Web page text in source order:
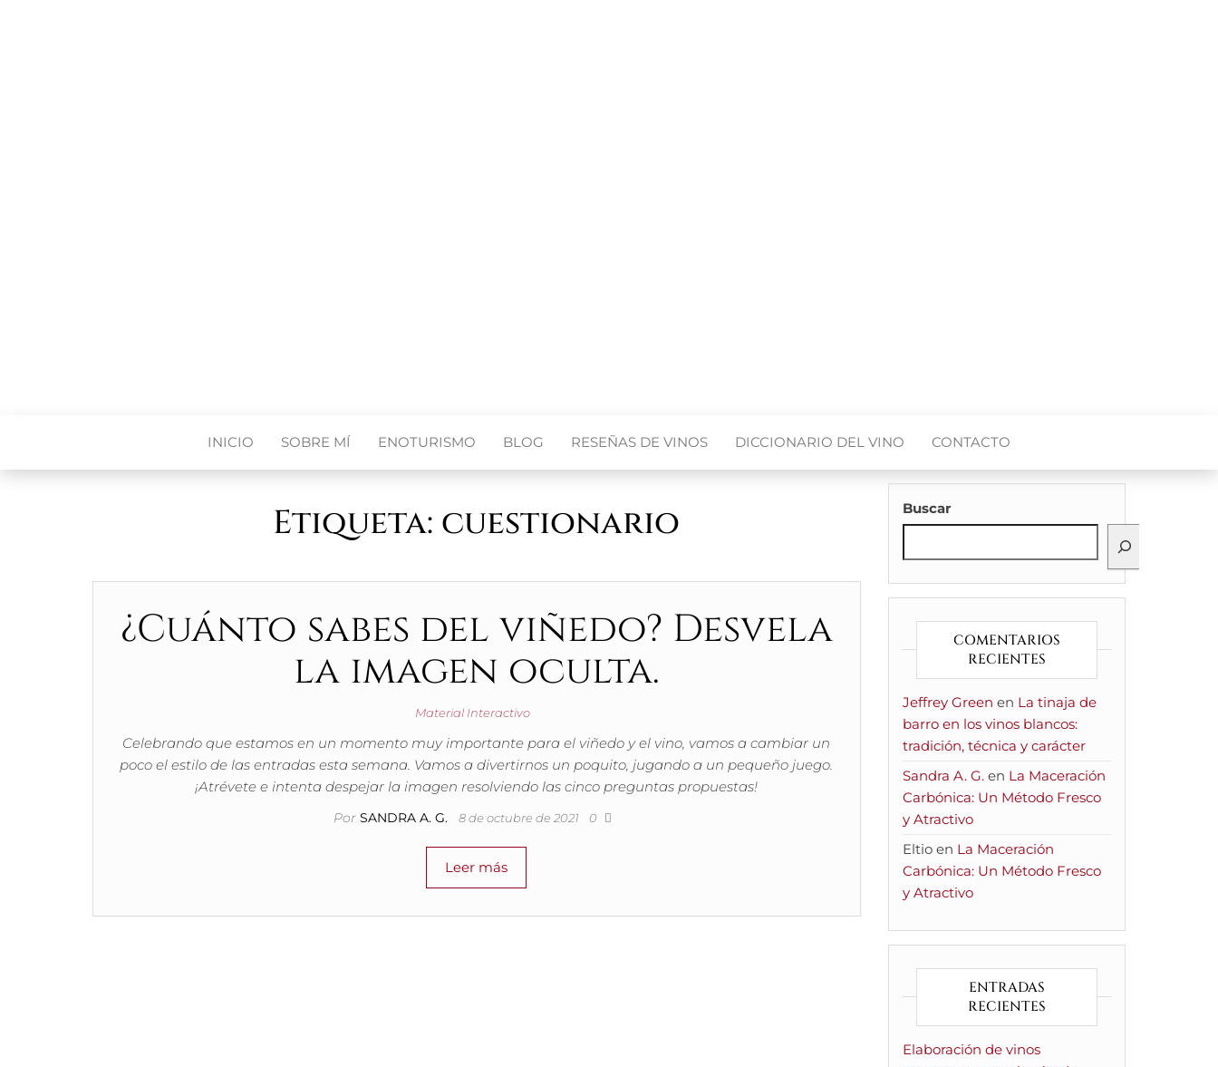
INICIO SOBRE MÍ ENOTURISMO BLOG RESEÑAS DE VINOS DICCIONARIO DEL VINO CONTACTO
Etiqueta: cuestionario
¿Cuánto sabes del viñedo? Desvela
la imagen oculta.
Material Interactivo
Celebrando que estamos en un momento muy importante para el viñedo y el vino, vamos a cambiar un
poco el estilo de las entradas esta semana. Vamos a divertirnos un poquito, jugando a un pequeño juego.
¡Atrévete e intenta despejar la imagen resolviendo las cinco preguntas propuestas!
Por SANDRA A. G. 8 de octubre de 2021 0
Leer más
Buscar
COMENTARIOS
RECIENTES
Jeffrey Green en La tinaja de
barro en los vinos blancos:
tradición, técnica y carácter
Sandra A. G.en La Maceración
Carbónica: Un Método Fresco
y Atractivo
Eltioen La Maceración
Carbónica: Un Método Fresco
y Atractivo
ENTRADAS
RECIENTES
Elaboración de vinos